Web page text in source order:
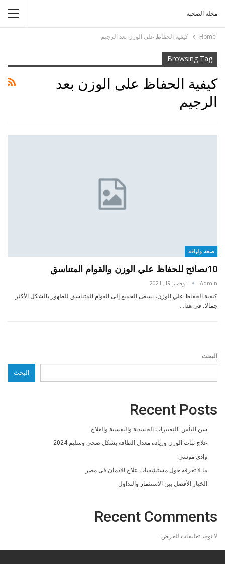
مجلة الصحبة
Home كيفية الحفاظ على الوزن بعد الرجيم
Browsing Tag
كيفية الحفاظ على الوزن بعد
الرجيم
صحة ولياقة
10نصائح للحفاظ علي الوزن والقوام المتناسق
Admin نوفمبر 19, 2021
كيفية الحفاظ علي الوزن، يسعى الجميع إلى القوام المتناسق للظهور بالشكل الأكثر
جمالا، في هذا…
البحث
البحث
Recent Posts
سن اليأس: التغييرات الجسدية والنفسية والعلاج
علاج ثبات الوزن وزيادة معدل الطاقة بشكل صحي وسليم 2024
وادي موسى
ما لا تعرفه حول مستشفيات علاج الادمان فى مصر
الخيار الأفضل بين الاستثمار والتداول
Recent Comments
لا توجد تعليقات للعرض.